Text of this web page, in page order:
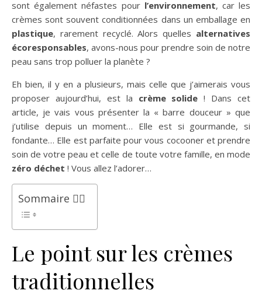
sont également néfastes pour l’environnement, car les
crèmes sont souvent conditionnées dans un emballage en
plastique, rarement recyclé. Alors quelles alternatives
écoresponsables, avons-nous pour prendre soin de notre
peau sans trop polluer la planète ?
Eh bien, il y en a plusieurs, mais celle que j’aimerais vous
proposer aujourd’hui, est la crème solide ! Dans cet
article, je vais vous présenter la « barre douceur » que
j’utilise depuis un moment… Elle est si gourmande, si
fondante… Elle est parfaite pour vous cocooner et prendre
soin de votre peau et celle de toute votre famille, en mode
zéro déchet ! Vous allez l’adorer…
Sommaire 👉🏻
Le point sur les crèmes
traditionnelles